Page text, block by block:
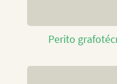
Perito